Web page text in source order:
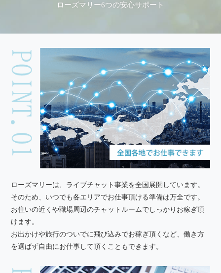
ローズマリー6つの安心サポート
ローズマリーは、ライブチャット事業を全国展開しています。
そのため、いつでも各エリアでお仕事頂ける準備は万全です。
お住いの近くや職場周辺のチャットルームでしっかりお稼ぎ頂
けます。
お出かけや旅行のついでに飛び込みでお稼ぎ頂くなど、働き方
を選ばず自由にお仕事して頂くこともできます。